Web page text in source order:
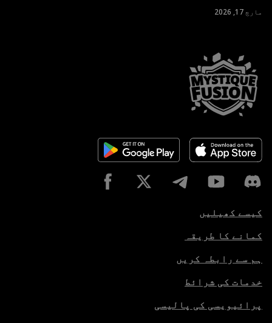
مارچ 17, 2026
کیسے کھیلیں
کمانے کا طریقہ
ہم سے رابطہ کریں
خدمات کی شرائط
پرائیویسی کی پالیسی